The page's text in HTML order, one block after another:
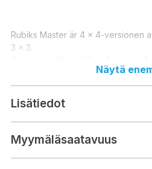
Rubiks Master är 4 x 4-versionen
3 x 3.
x 3-pusslet kan mittdelarna röra
vilket gör det ännu svårare att
spännande utmaningen?
Näytä
Lisätiedot
Myymäläsaatavuus